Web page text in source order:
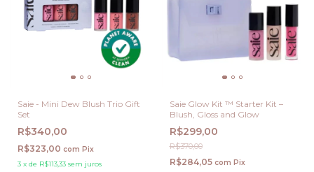
Saie - Mini Dew Blush Trio Gift
Set
R$340,00
R$323,00 com Pix
3 x de R$113,33 sem juros
Saie Glow Kit ™ Starter Kit –
Blush, Gloss and Glow
R$299,00
R$370,00
R$284,05 com Pix